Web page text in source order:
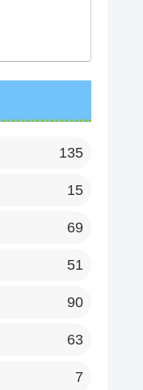
135
15
69
51
90
63
7